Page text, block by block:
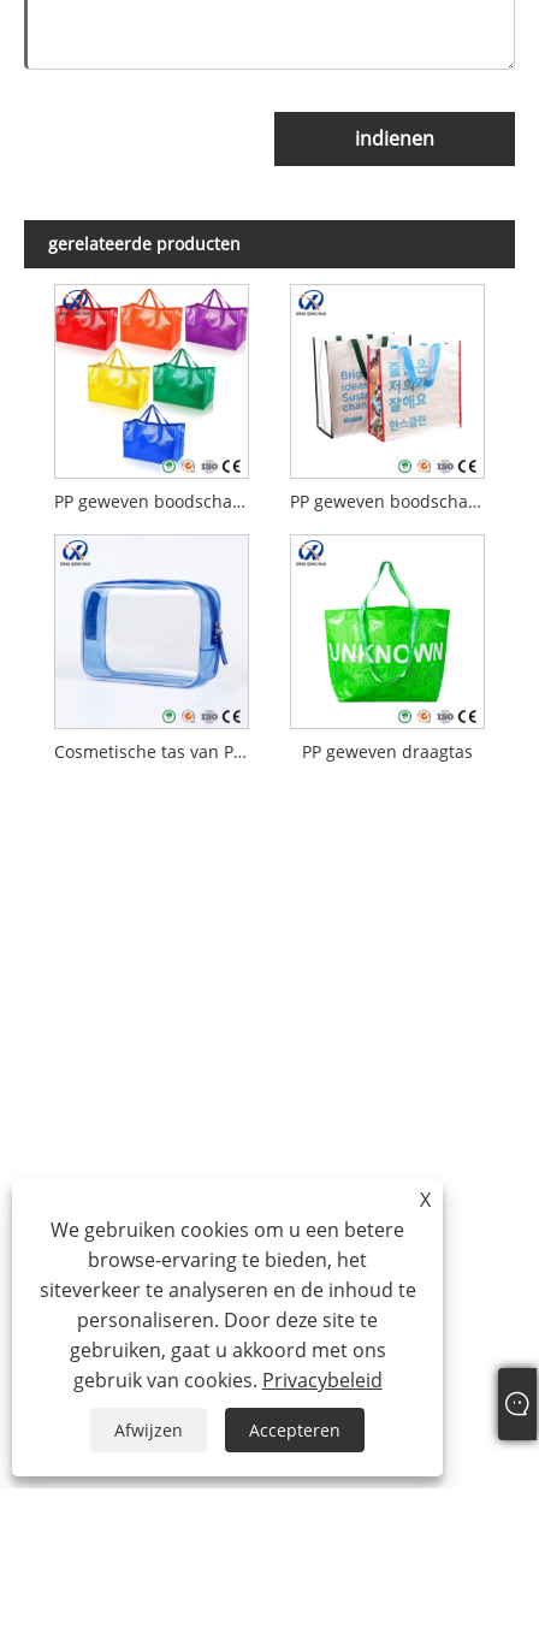
indienen
gerelateerde producten
PP geweven boodschappentas PP geweven boodschappentas
Cosmetische tas van PVC PP geweven draagtas
X
We gebruiken cookies om u een betere
browse-ervaring te bieden, het
siteverkeer te analyseren en de inhoud te
personaliseren. Door deze site te
gebruiken, gaat u akkoord met ons
gebruik van cookies. Privacybeleid
Afwijzen Accepteren